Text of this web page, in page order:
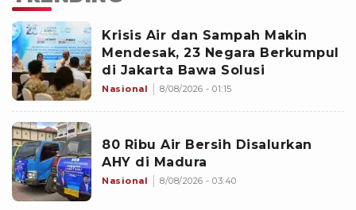
Krisis Air dan Sampah Makin
Mendesak, 23 Negara Berkumpul
di Jakarta Bawa Solusi
Nasional 8/08/2026 - 01:15
80 Ribu Air Bersih Disalurkan
AHY di Madura
Nasional 8/08/2026 - 03:40